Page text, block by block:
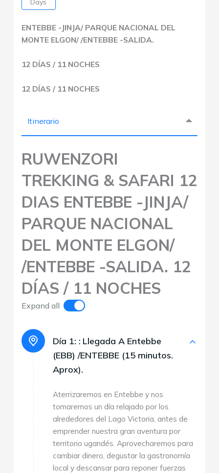
Days
ENTEBBE -JINJA/ PARQUE NACIONAL DEL
MONTE ELGON/ /ENTEBBE -SALIDA.
12 DÍAS / 11 NOCHES
12 DÍAS / 11 NOCHES
Itinerario
RUWENZORI
TREKKING & SAFARI 12
DIAS ENTEBBE -JINJA/
PARQUE NACIONAL
DEL MONTE ELGON/
/ENTEBBE -SALIDA. 12
DÍAS / 11 NOCHES
Expand all
Día 1: : Llegada A Entebbe
(EBB) /ENTEBBE (15 minutos.
Aprox).
Aterrizaremos en Entebbe y nos
tomaremos un día relajado por los
alrededores del Lago Victoria, antes de
emprender nuestra gran aventura por
territorio ugandés. Aprovecharemos para
cambiar dinero, degustar la gastronomía
local y descansar para reponer fuerzas